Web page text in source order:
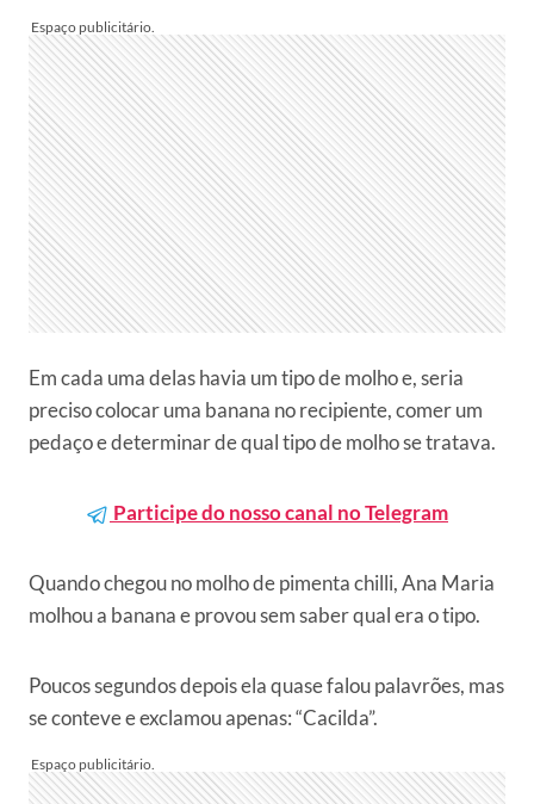
Em cada uma delas havia um tipo de molho e, seria
preciso colocar uma banana no recipiente, comer um
pedaço e determinar de qual tipo de molho se tratava.
Participe do nosso canal no Telegram
Quando chegou no molho de pimenta chilli, Ana Maria
molhou a banana e provou sem saber qual era o tipo.
Poucos segundos depois ela quase falou palavrões, mas
se conteve e exclamou apenas: “Cacilda”.